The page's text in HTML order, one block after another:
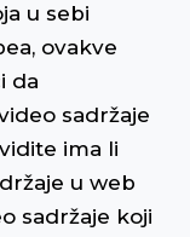
u sebi
ovakve
da
sadržaje
ima li
u web
sadržaje koji